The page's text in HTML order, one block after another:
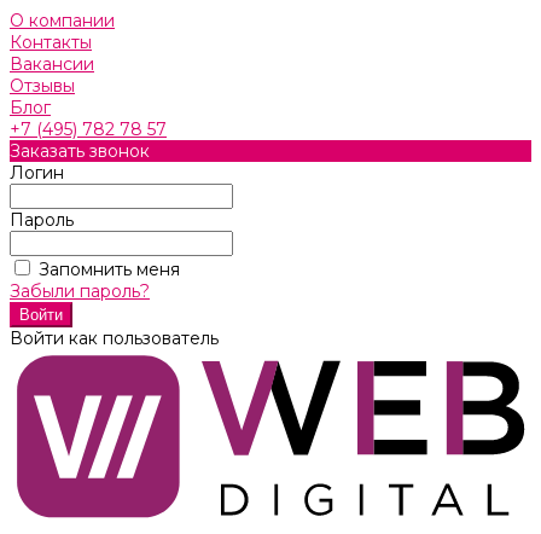
О компании
Контакты
Вакансии
Отзывы
Блог
+7 (495) 782 78 57
Заказать звонок
Логин
Пароль
Запомнить меня
Забыли пароль?
Войти как пользователь